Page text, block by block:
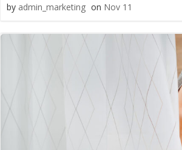
by admin_marketing on Nov 11